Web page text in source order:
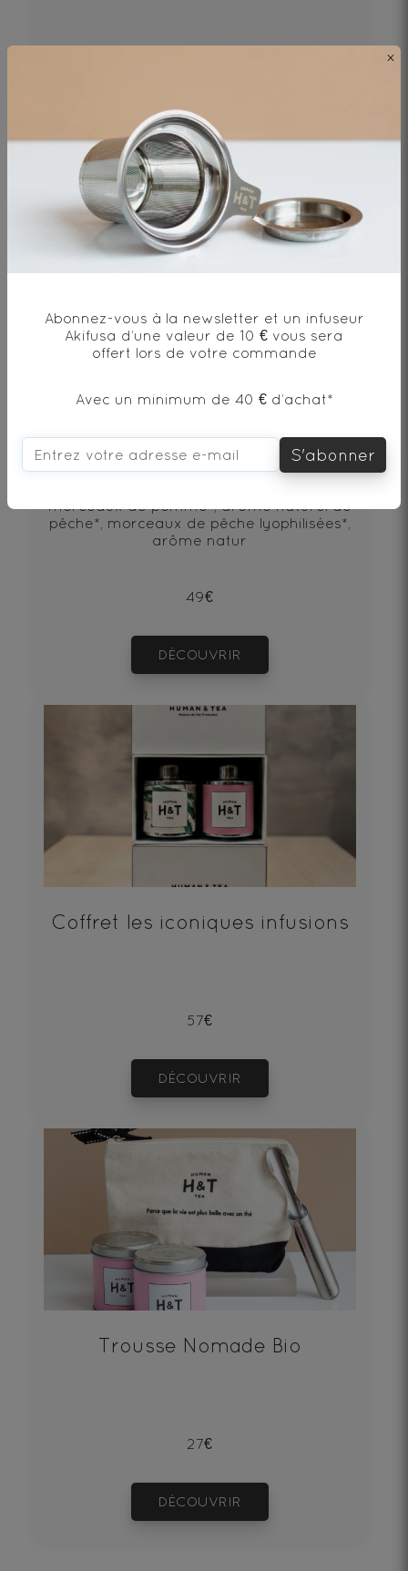
DÉCOUVRIR
Octave : Thé noir*, pêche*, arôme naturel,
fleurs* Passion Détox : Thé vert*, arôme
naturel, betterave*, pétales de fleurs*,
morceaux de pomme*, arôme naturel de
pêche*, morceaux de pêche lyophilisées*,
arôme natur
49€
DÉCOUVRIR
Coffret les iconiques infusions
57€
DÉCOUVRIR
Trousse Nomade Bio
27€
DÉCOUVRIR
×
Abonnez-vous à la newsletter et un infuseur
Akifusa d’une valeur de 10 € vous sera
offert lors de votre commande
Avec un minimum de 40 € d’achat*
S'abonner